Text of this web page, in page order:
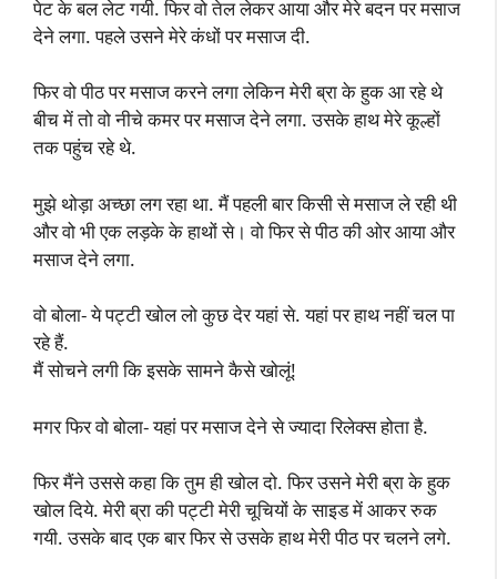
पेट के बल लेट गयी. फिर वो तेल लेकर आया और मेरे बदन पर मसाज
देने लगा. पहले उसने मेरे कंधों पर मसाज दी.
फिर वो पीठ पर मसाज करने लगा लेकिन मेरी ब्रा के हुक आ रहे थे
बीच में तो वो नीचे कमर पर मसाज देने लगा. उसके हाथ मेरे कूल्हों
तक पहुंच रहे थे.
मुझे थोड़ा अच्छा लग रहा था. मैं पहली बार किसी से मसाज ले रही थी
और वो भी एक लड़के के हाथों से। वो फिर से पीठ की ओर आया और
मसाज देने लगा.
वो बोला- ये पट्टी खोल लो कुछ देर यहां से. यहां पर हाथ नहीं चल पा
रहे हैं.
मैं सोचने लगी कि इसके सामने कैसे खोलूं!
मगर फिर वो बोला- यहां पर मसाज देने से ज्यादा रिलेक्स होता है.
फिर मैंने उससे कहा कि तुम ही खोल दो. फिर उसने मेरी ब्रा के हुक
खोल दिये. मेरी ब्रा की पट्टी मेरी चूचियों के साइड में आकर रुक
गयी. उसके बाद एक बार फिर से उसके हाथ मेरी पीठ पर चलने लगे.